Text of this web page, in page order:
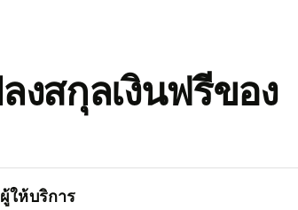
สกุลเงินฟรีของ
ให้บริการ